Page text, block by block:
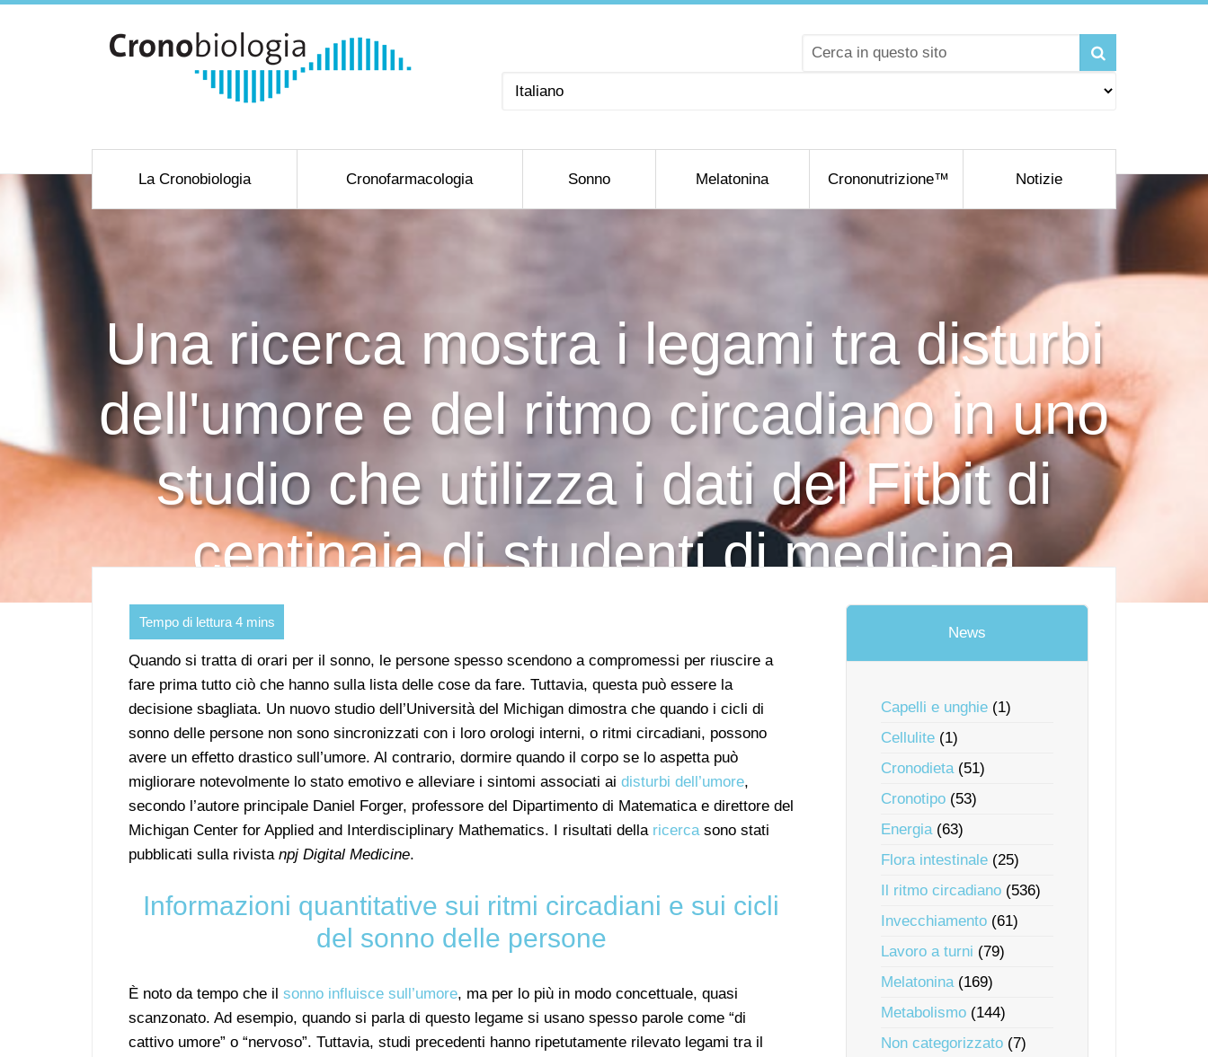
Scegli
La Cronobiologia Cronofarmacologia Sonno Melatonina Crononutrizione™ Notizie
Una ricerca mostra i legami tra disturbi
dell'umore e del ritmo circadiano in uno
studio che utilizza i dati del Fitbit di
centinaia di studenti di medicina
Quando si tratta di orari per il sonno, le persone spesso scendono a compromessi per riuscire a
fare prima tutto ciò che hanno sulla lista delle cose da fare. Tuttavia, questa può essere la
decisione sbagliata. Un nuovo studio dell’Università del Michigan dimostra che quando i cicli di
sonno delle persone non sono sincronizzati con i loro orologi interni, o ritmi circadiani, possono
avere un effetto drastico sull’umore. Al contrario, dormire quando il corpo se lo aspetta può
migliorare notevolmente lo stato emotivo e alleviare i sintomi associati ai disturbi dell’umore,
secondo l’autore principale Daniel Forger, professore del Dipartimento di Matematica e direttore del
Michigan Center for Applied and Interdisciplinary Mathematics. I risultati della ricercasono stati
pubblicati sulla rivista npj Digital Medicine.
Informazioni quantitative sui ritmi circadiani e sui cicli
del sonno delle persone
È noto da tempo che il sonno influisce sull’umore, ma per lo più in modo concettuale, quasi
scanzonato. Ad esempio, quando si parla di questo legame si usano spesso parole come “di
cattivo umore” o “nervoso”. Tuttavia, studi precedenti hanno ripetutamente rilevato legami tra il
News
Capelli e unghie (1)
Cellulite (1)
Cronodieta(51)
Cronotipo (53)
Energia(63)
Flora intestinale (25)
Il ritmo circadiano (536)
Invecchiamento (61)
Lavoro a turni (79)
Melatonina(169)
Metabolismo (144)
Non categorizzato (7)